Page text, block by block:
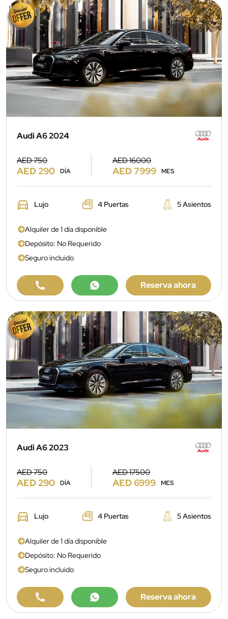
Audi A6 2024
AED 750
AED 290 DÍA
AED 16000
AED 7999 MES
Lujo 4 Puertas 5 Asientos
Alquiler de 1 día disponible
Depósito: No Requerido
Seguro incluido
Reserva ahora
Audi A6 2023
AED 750
AED 290 DÍA
AED 17500
AED 6999 MES
Lujo 4 Puertas 5 Asientos
Alquiler de 1 día disponible
Depósito: No Requerido
Seguro incluido
Reserva ahora